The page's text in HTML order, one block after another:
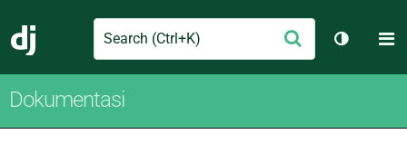
Django
Search Ajukan
Ganti
Dokumentasi